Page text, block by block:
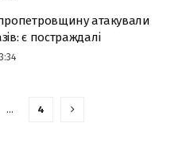
атакували
є постраждалі
… 4